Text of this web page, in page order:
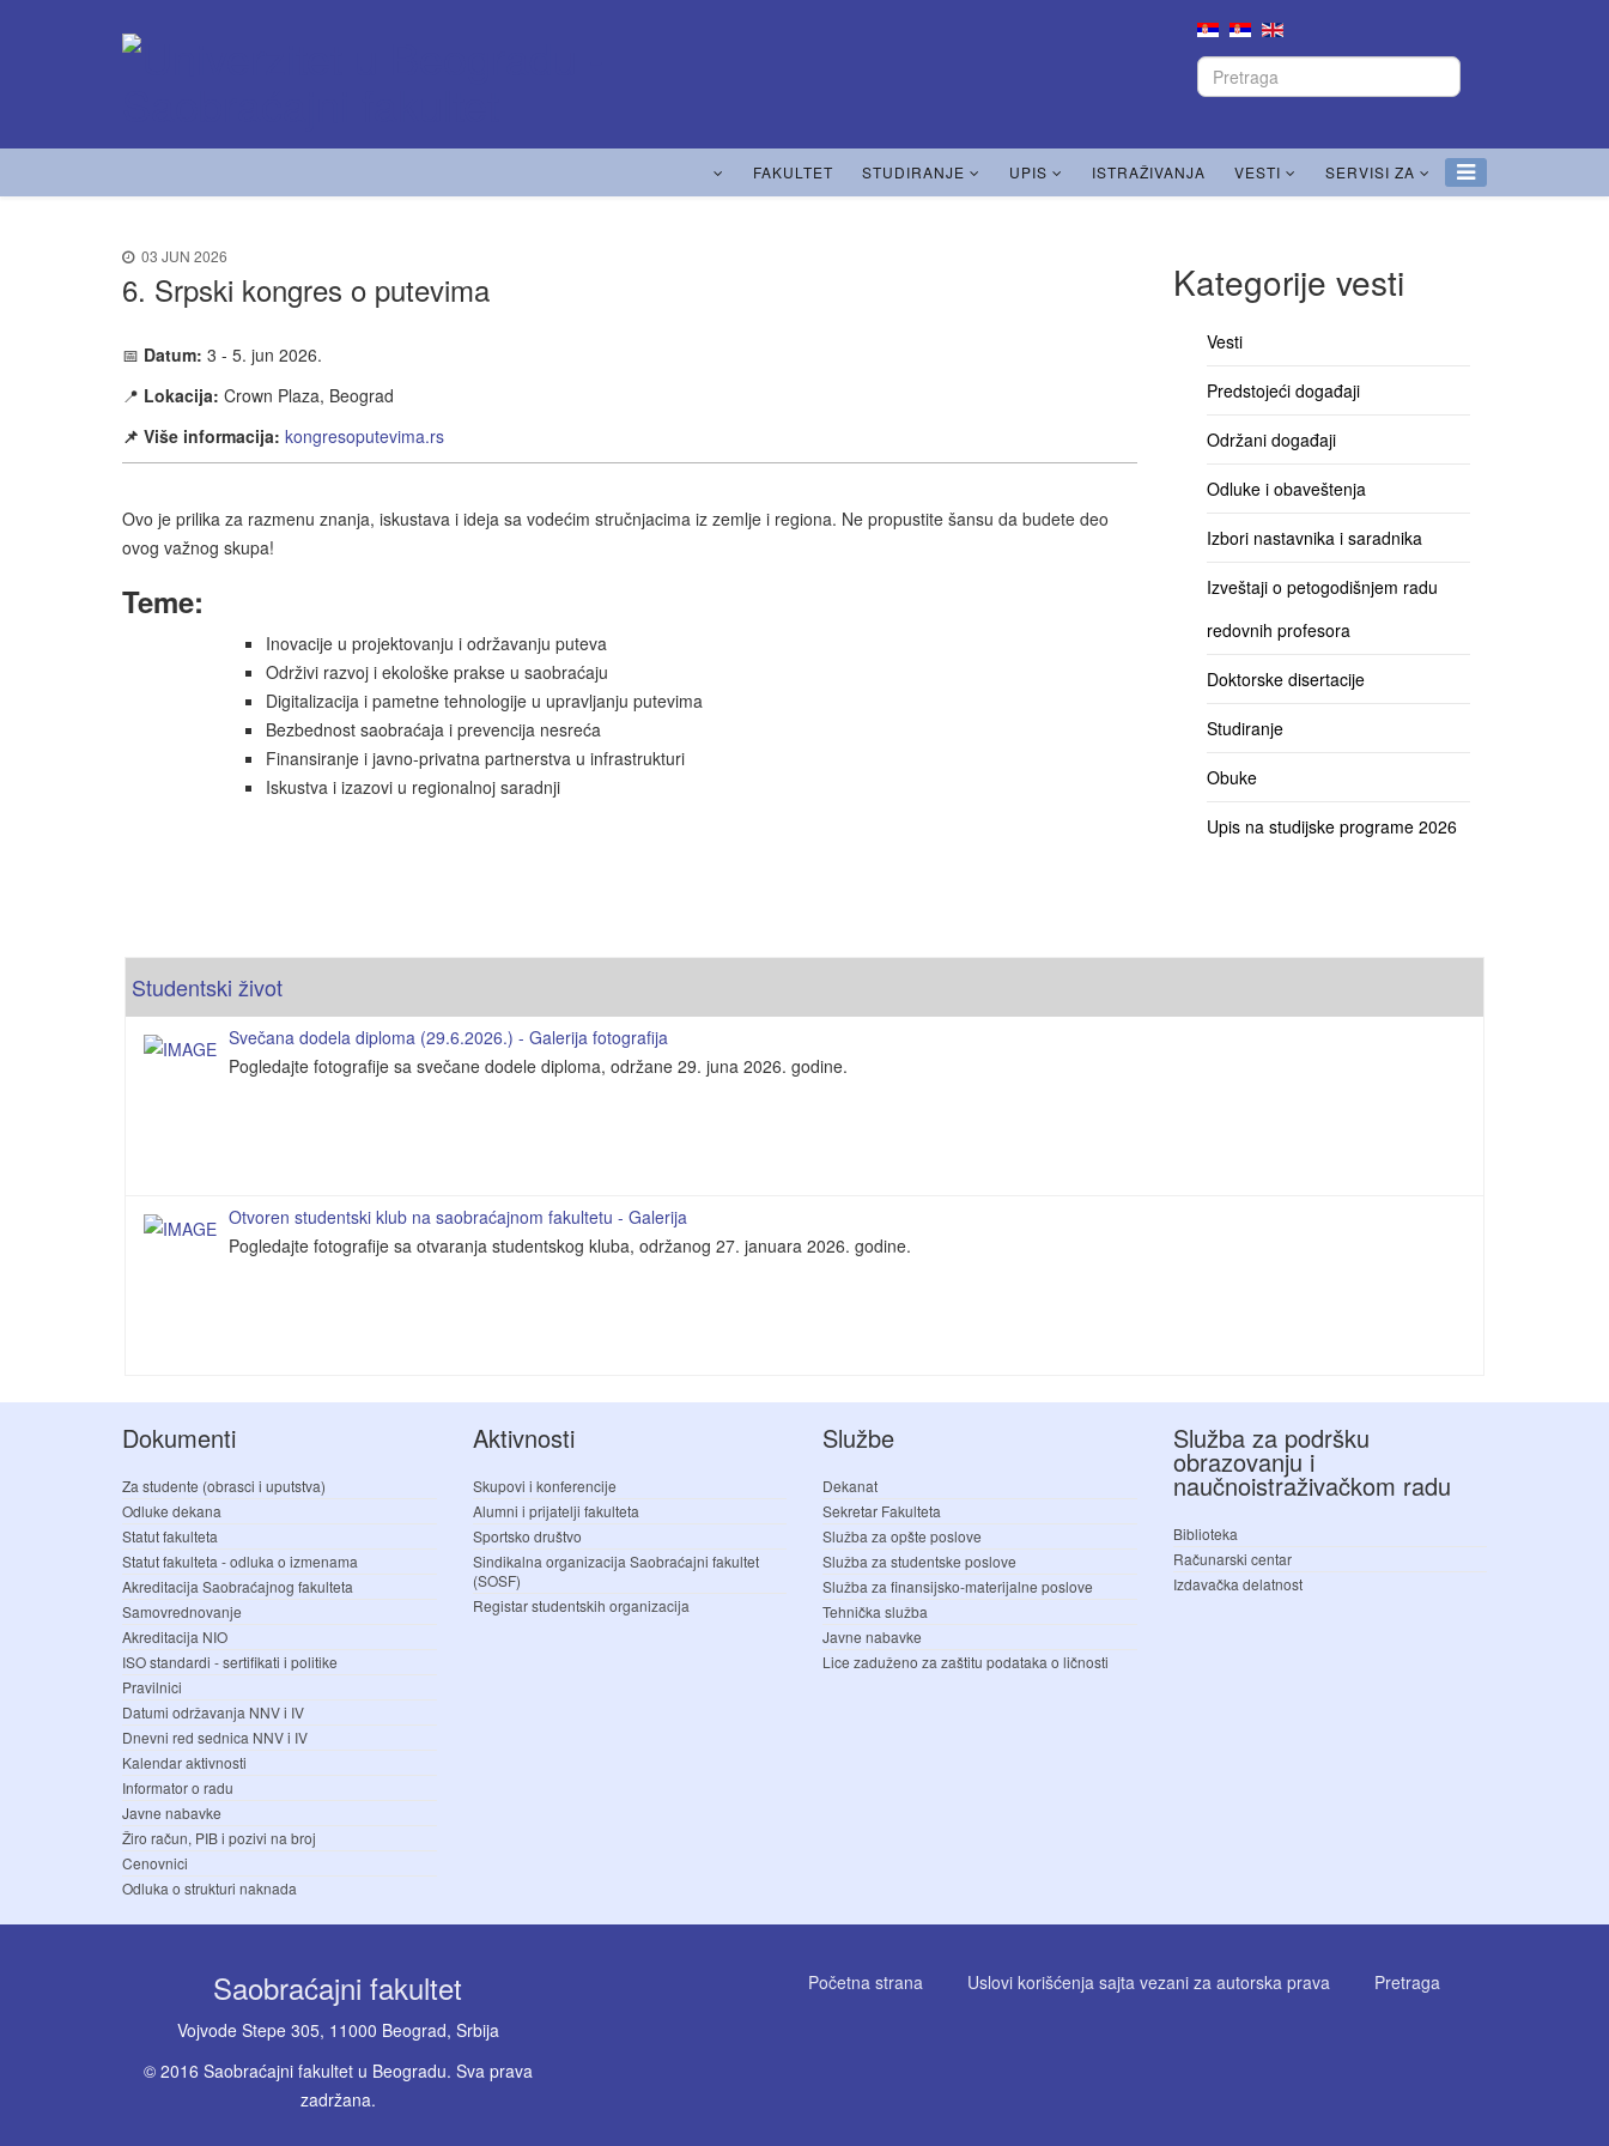
FAKULTET STUDIRANJE UPIS ISTRAŽIVANJA VESTI SERVISI ZA
03 JUN 2026
6. Srpski kongres o putevima
📅 Datum: 3 - 5. jun 2026.
📍 Lokacija: Crown Plaza, Beograd
📌 Više informacija: kongresoputevima.rs
Ovo je prilika za razmenu znanja, iskustava i ideja sa vodećim stručnjacima iz zemlje i regiona. Ne propustite šansu da budete deo
ovog važnog skupa!
Teme:
Inovacije u projektovanju i održavanju puteva
Održivi razvoj i ekološke prakse u saobraćaju
Digitalizacija i pametne tehnologije u upravljanju putevima
Bezbednost saobraćaja i prevencija nesreća
Finansiranje i javno-privatna partnerstva u infrastrukturi
Iskustva i izazovi u regionalnoj saradnji
Kategorije vesti
Vesti
Predstojeći događaji
Održani događaji
Odluke i obaveštenja
Izbori nastavnika i saradnika
Izveštaji o petogodišnjem radu
redovnih profesora
Doktorske disertacije
Studiranje
Obuke
Upis na studijske programe 2026
Studentski život
Svečana dodela diploma (29.6.2026.) - Galerija fotografija
Pogledajte fotografije sa svečane dodele diploma, održane 29. juna 2026. godine.
Otvoren studentski klub na saobraćajnom fakultetu - Galerija
Pogledajte fotografije sa otvaranja studentskog kluba, održanog 27. januara 2026. godine.
Dokumenti
Za studente (obrasci i uputstva)
Odluke dekana
Statut fakulteta
Statut fakulteta - odluka o izmenama
Akreditacija Saobraćajnog fakulteta
Samovrednovanje
Akreditacija NIO
ISO standardi - sertifikati i politike
Pravilnici
Datumi održavanja NNV i IV
Dnevni red sednica NNV i IV
Kalendar aktivnosti
Informator o radu
Javne nabavke
Žiro račun, PIB i pozivi na broj
Cenovnici
Odluka o strukturi naknada
Aktivnosti
Skupovi i konferencije
Alumni i prijatelji fakulteta
Sportsko društvo
Sindikalna organizacija Saobraćajni fakultet
(SOSF)
Registar studentskih organizacija
Službe
Dekanat
Sekretar Fakulteta
Služba za opšte poslove
Služba za studentske poslove
Služba za finansijsko-materijalne poslove
Tehnička služba
Javne nabavke
Lice zaduženo za zaštitu podataka o ličnosti
Služba za podršku
obrazovanju i
naučnoistraživačkom radu
Biblioteka
Računarski centar
Izdavačka delatnost
Saobraćajni fakultet
Vojvode Stepe 305, 11000 Beograd, Srbija
© 2016 Saobraćajni fakultet u Beogradu. Sva prava
zadržana.
Početna strana Uslovi korišćenja sajta vezani za autorska prava Pretraga